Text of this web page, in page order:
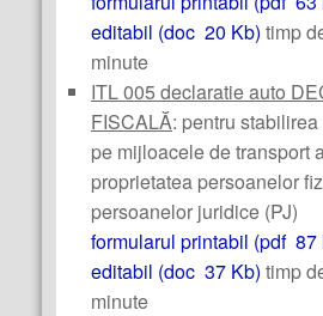
editabil (doc 20 Kb) timp
minute
ITL 005 declaratie auto
FISCALĂ: pentru
pe mijloacele de transport
proprietatea persoanelor
persoanelor juridice (PJ)
formularul printabil (pdf 87
editabil (doc 37 Kb) timp
minute